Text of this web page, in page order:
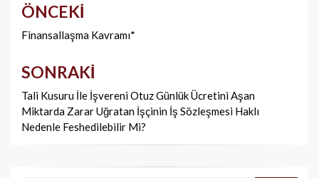
Yazı
dolaşımı
ÖNCEKI
Finansallaşma Kavramı*
SONRAKI
Tali Kusuru İle İşvereni Otuz Günlük Ücretini Aşan
Miktarda Zarar Uğratan İşçinin İş Sözleşmesi Haklı
Nedenle Feshedilebilir Mi?